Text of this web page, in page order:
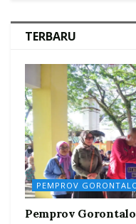
TERBARU
PEMPROV
Pemprov